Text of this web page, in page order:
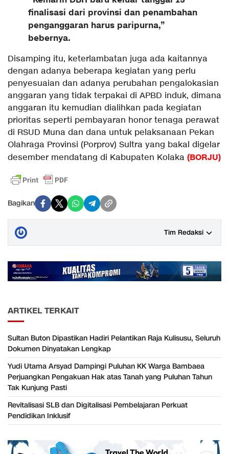
finalisasi dari provinsi dan penambahan
penganggaran harus paripurna,”
bebernya.
Disamping itu, keterlambatan juga ada kaitannya
dengan adanya beberapa kegiatan yang perlu
penyesuaian dan adanya perubahan pengalokasian
anggaran yang tidak terpakai di APBD induk, dimana
anggaran itu kemudian dialihkan pada kegiatan
prioritas seperti pembayaran honor tenaga perawat
di RSUD Muna dan dana untuk pelaksanaan Pekan
Olahraga Provinsi (Porprov) Sultra yang bakal digelar
desember mendatang di Kabupaten Kolaka (BORJU)
Bagikan
Tim Redaksi
ARTIKEL TERKAIT
Sultan Buton Dipastikan Hadiri Pelantikan Raja Kulisusu, Seluruh
Dokumen Dinyatakan Lengkap
Yudi Utama Arsyad Dampingi Puluhan KK Warga Bambaea
Perjuangkan Pengakuan Hak atas Tanah yang Puluhan Tahun
Tak Kunjung Pasti
Revitalisasi SLB dan Digitalisasi Pembelajaran Perkuat
Pendidikan Inklusif